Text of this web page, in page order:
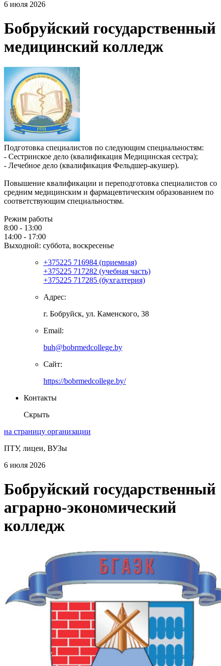
6 июля 2026
Бобруйский государственный
медицинский колледж
Подготовка специалистов по следующим специальностям:
- Сестринское дело (квалификация Медицинская сестра);
- Лечебное дело (квалификация Фельдшер-акушер).
Повышение квалификации и переподготовка специалистов со
средним медицинским и фармацевтическим образованием по
соответствующим специальностям.
Режим работы
8:00 - 13:00
14:00 - 17:00
Выходной: суббота, воскресенье
+375225 716984 (приемная)
+375225 717282 (учебная часть)
+375225 717285 (бухгалтерия)
Адрес:
г. Бобруйск, ул. Каменского, 38
Email:
buh@bobrmedcollege.by
Сайт:
https://bobrmedcollege.by/
Контакты
Скрыть
на страницу организации
ПТУ, лицеи, ВУЗы
6 июля 2026
Бобруйский государственный
аграрно-экономический
колледж